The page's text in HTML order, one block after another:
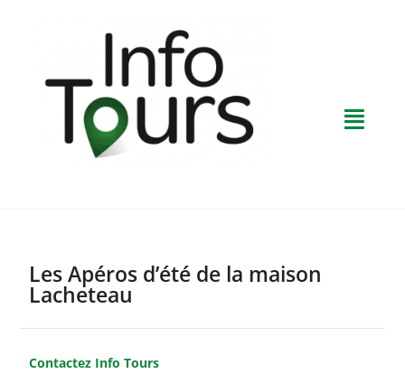
Les Apéros d’été de la maison
Lacheteau
Contactez Info Tours